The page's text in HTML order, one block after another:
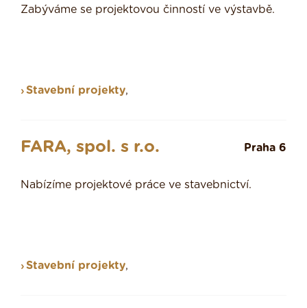
Zabýváme se projektovou činností ve výstavbě.
Stavební projekty,
FARA, spol. s r.o. Praha 6
Nabízíme projektové práce ve stavebnictví.
Stavební projekty,